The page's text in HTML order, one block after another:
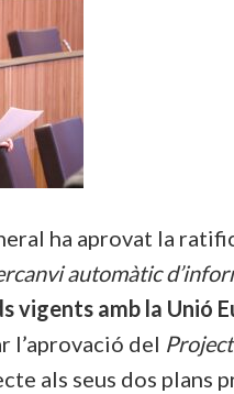
ha aprovat la
automàtic
vigents amb la Unió
l’aprovació del
als seus dos plans